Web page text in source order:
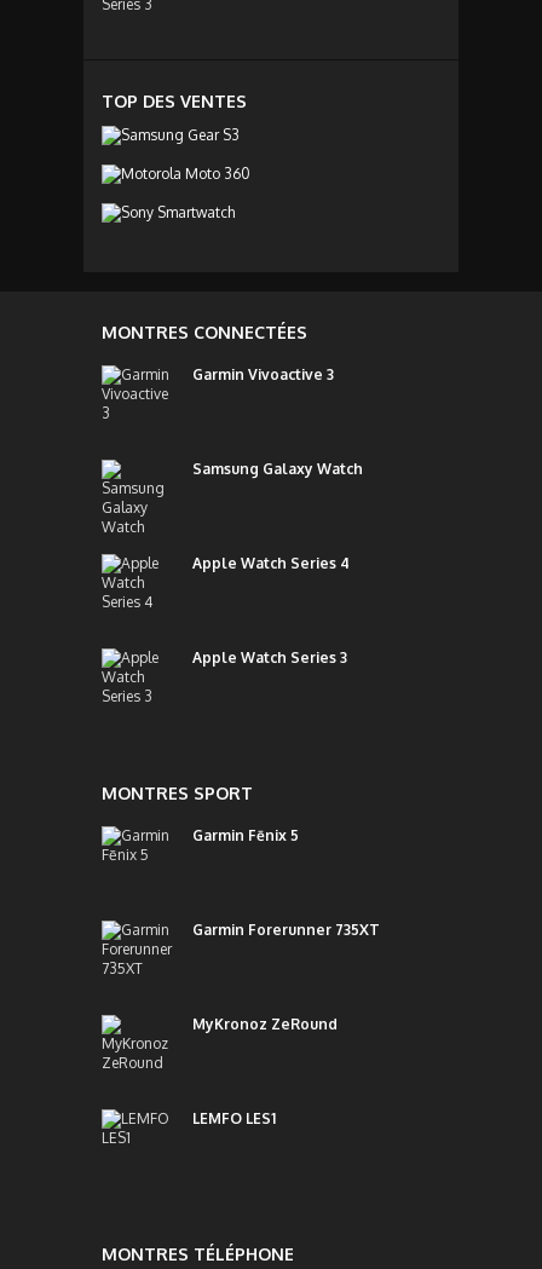
TOP DES VENTES
MONTRES CONNECTÉES
Garmin Vivoactive 3
Samsung Galaxy Watch
Apple Watch Series 4
Apple Watch Series 3
MONTRES SPORT
Garmin Fēnix 5
Garmin Forerunner 735XT
MyKronoz ZeRound
LEMFO LES1
MONTRES TÉLÉPHONE